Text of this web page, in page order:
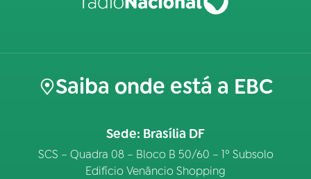
Saiba onde está a EBC
Sede: Brasília DF
SCS – Quadra 08 – Bloco B 50/60 – 1º Subsolo
Edifício Venâncio Shopping